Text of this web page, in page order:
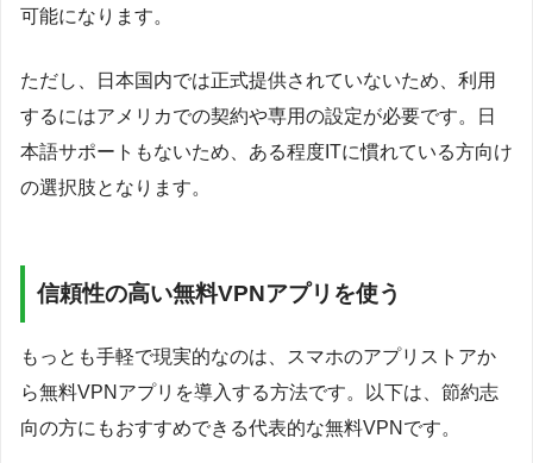
可能になります。
ただし、日本国内では正式提供されていないため、利用
するにはアメリカでの契約や専用の設定が必要です。日
本語サポートもないため、ある程度ITに慣れている方向け
の選択肢となります。
信頼性の高い無料VPNアプリを使う
もっとも手軽で現実的なのは、スマホのアプリストアか
ら無料VPNアプリを導入する方法です。以下は、節約志
向の方にもおすすめできる代表的な無料VPNです。